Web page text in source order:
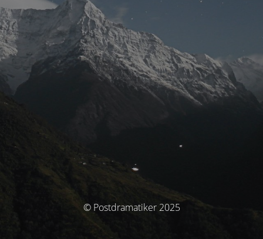
© Postdramatiker 2025